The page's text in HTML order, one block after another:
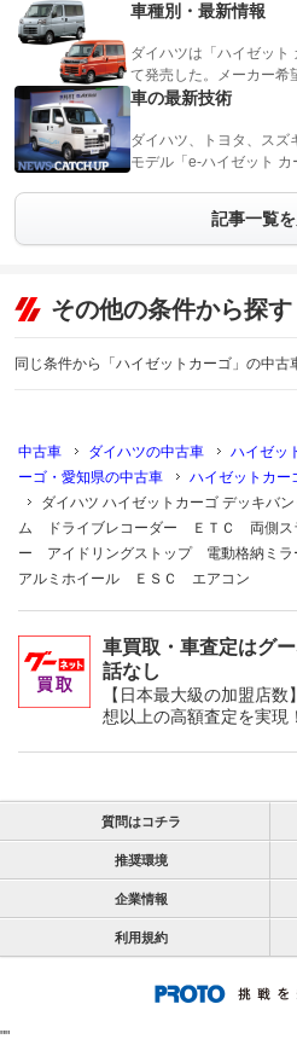
車種別・最新情報
ダイハツは「ハイゼット
て発売した。メーカー
車の最新技術
ダイハツ、トヨタ、スズ
モデル「e-ハイゼット
記事一覧
その他の条件から探す
同じ条件から「ハイゼットカーゴ」の中古
中古車 ダイハツの中古車 ハイゼッ
ーゴ・愛知県の中古車
ハイゼットカー
ダイハツ ハイゼットカーゴ デッキ
ム ドライブレコーダー ＥＴＣ 両側ス
ー アイドリングストップ 電動格納ミ
アルミホイール ＥＳＣ エアコン
車買取・車査定はグ
話なし
【日本最大級の加盟店
想以上の高額査定を実現！
質問はコチラ
推奨環境
企業情報
利用規約